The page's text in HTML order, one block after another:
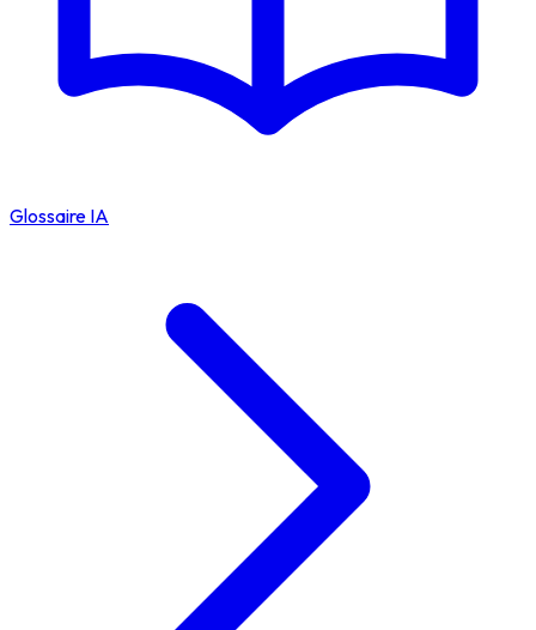
Glossaire IA